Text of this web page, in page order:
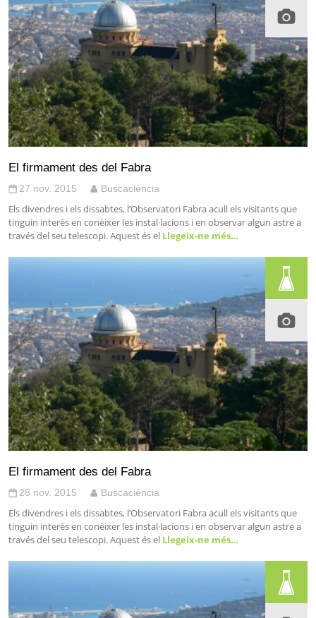
El firmament des del Fabra
27 nov. 2015 Buscaciència
Els divendres i els dissabtes, l’Observatori Fabra acull els visitants que
tinguin interès en conèixer les instal·lacions i en observar algun astre a
través del seu telescopi. Aquest és el Llegeix-ne més…
El firmament des del Fabra
28 nov. 2015 Buscaciència
Els divendres i els dissabtes, l’Observatori Fabra acull els visitants que
tinguin interès en conèixer les instal·lacions i en observar algun astre a
través del seu telescopi. Aquest és el Llegeix-ne més…